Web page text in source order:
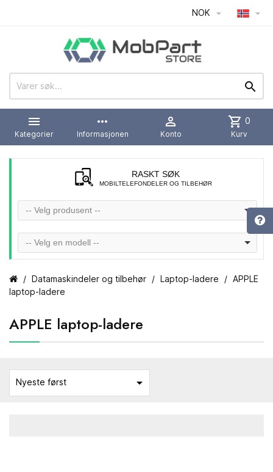
NOK  


Kategorier
more_horiz
Informasjonen

Konto
shopping_cart 0
Kurv
RASKT SØK
MOBILTELEFONDELER OG TILBEHØR
-- Velg produsent --
-- Velg en modell --
Datamaskindeler og tilbehør Laptop-ladere
APPLE
laptop-ladere
APPLE laptop-ladere
Nyeste først 